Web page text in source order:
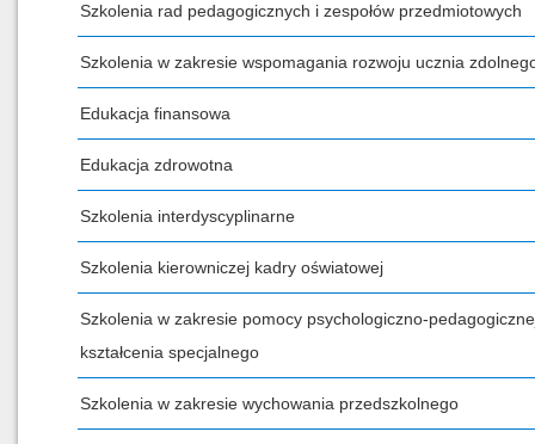
Szkolenia rad pedagogicznych i zespołów przedmiotowych
Szkolenia w zakresie wspomagania rozwoju ucznia
Edukacja finansowa
Edukacja zdrowotna
Szkolenia interdyscyplinarne
Szkolenia kierowniczej kadry oświatowej
Szkolenia w zakresie pomocy psychologiczno-
kształcenia specjalnego
Szkolenia w zakresie wychowania przedszkolnego